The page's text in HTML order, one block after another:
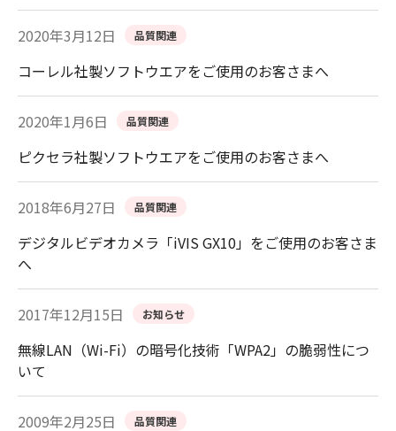
2020年3月12日 品質関連
コーレル社製ソフトウエアをご使用のお客さまへ
2020年1月6日 品質関連
ピクセラ社製ソフトウエアをご使用のお客さまへ
2018年6月27日 品質関連
デジタルビデオカメラ「iVIS GX10」をご使用のお客さま
へ
2017年12月15日 お知らせ
無線LAN（Wi-Fi）の暗号化技術「WPA2」の脆弱性につ
いて
2009年2月25日 品質関連